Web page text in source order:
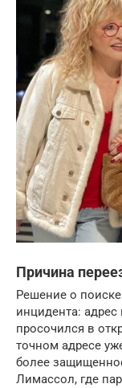
Причина
Решение о
инцидента:
просочился в
точном адресе
более
Лимассол, где